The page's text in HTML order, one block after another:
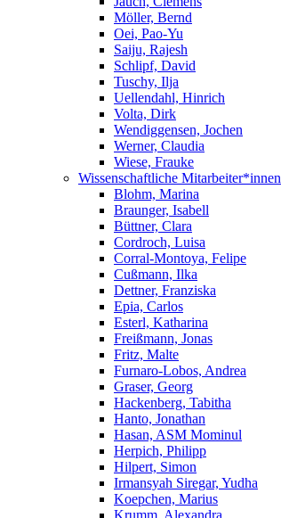
Möller, Bernd
Oei, Pao-Yu
Saiju, Rajesh
Schlipf, David
Tuschy, Ilja
Uellendahl, Hinrich
Volta, Dirk
Wendiggensen, Jochen
Werner, Claudia
Wiese, Frauke
Wissenschaftliche Mitarbeiter*innen
Blohm, Marina
Braunger, Isabell
Büttner, Clara
Cordroch, Luisa
Corral-Montoya, Felipe
Cußmann, Ilka
Dettner, Franziska
Epia, Carlos
Esterl, Katharina
Freißmann, Jonas
Fritz, Malte
Furnaro-Lobos, Andrea
Graser, Georg
Hackenberg, Tabitha
Hanto, Jonathan
Hasan, ASM Mominul
Herpich, Philipp
Hilpert, Simon
Irmansyah Siregar, Yudha
Koepchen, Marius
Krumm, Alexandra